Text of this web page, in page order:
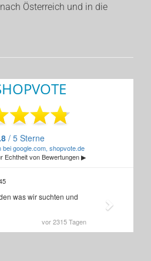
Österreich und in die